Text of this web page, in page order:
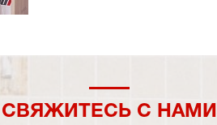
СВЯЖИТЕСЬ С НАМИ